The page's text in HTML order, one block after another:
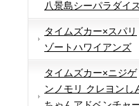
八景島シーパラダイス
タイムズカー×スパリ
ゾートハワイアンズ
タイムズカー×ニジゲ
ンノモリ クレヨンし